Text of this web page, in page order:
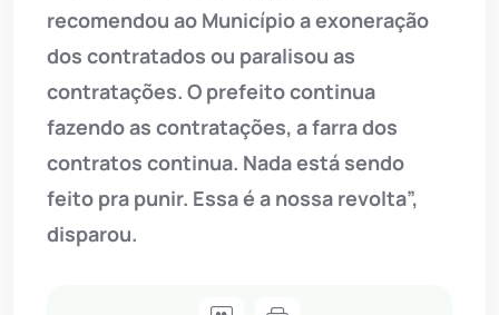
recomendou ao Município a exoneração
dos contratados ou paralisou as
contratações. O prefeito continua
fazendo as contratações, a farra dos
contratos continua. Nada está sendo
feito pra punir. Essa é a nossa revolta”,
disparou.